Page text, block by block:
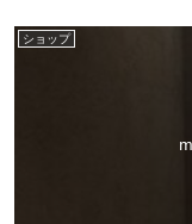
ショップ